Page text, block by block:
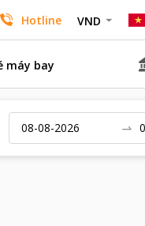
Hotline VND
máy bay